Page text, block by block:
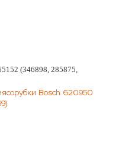
(346898, 285875,